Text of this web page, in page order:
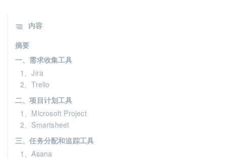
内容
摘要
一、需求收集工具
1、Jira
2、Trello
二、项目计划工具
1、Microsoft Project
2、Smartsheet
三、任务分配和追踪工具
1、Asana